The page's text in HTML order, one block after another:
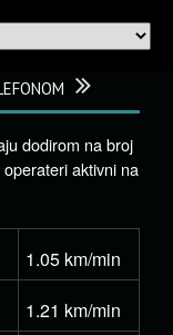
dodirom na broj
aktivni na
1.05 km/min
1.21 km/min